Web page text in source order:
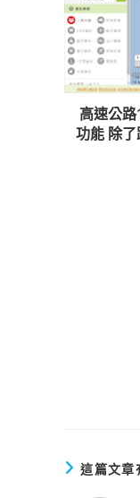
高速公
功能 除
這篇文章